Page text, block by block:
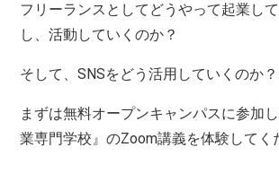
フリーランスとしてどうやって起業し
し、活動していくのか？
そして、SNSをどう活用していくのか？
まずは無料オープンキャンパスに参加
業専門学校』のZoom講義を体験してく